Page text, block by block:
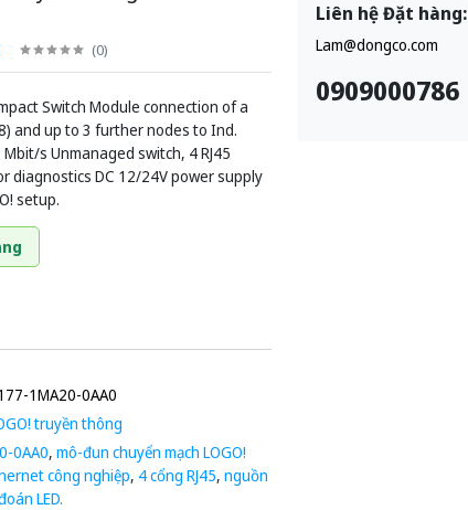
(0)
Switch Module connection of a
and up to 3 further nodes to Ind.
s Unmanaged switch, 4 RJ45
diagnostics DC 12/24V power supply
setup.
1MA20-0AA0
truyền thông
0AA0, mô-đun chuyển mạch LOGO!
công nghiệp, 4 cổng RJ45, nguồn
LED.
Liên hệ Đặt hàng:
Lam@dongco.com
0909000786